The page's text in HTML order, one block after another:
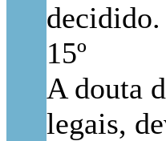
decidido.
15º
A douta
legais,